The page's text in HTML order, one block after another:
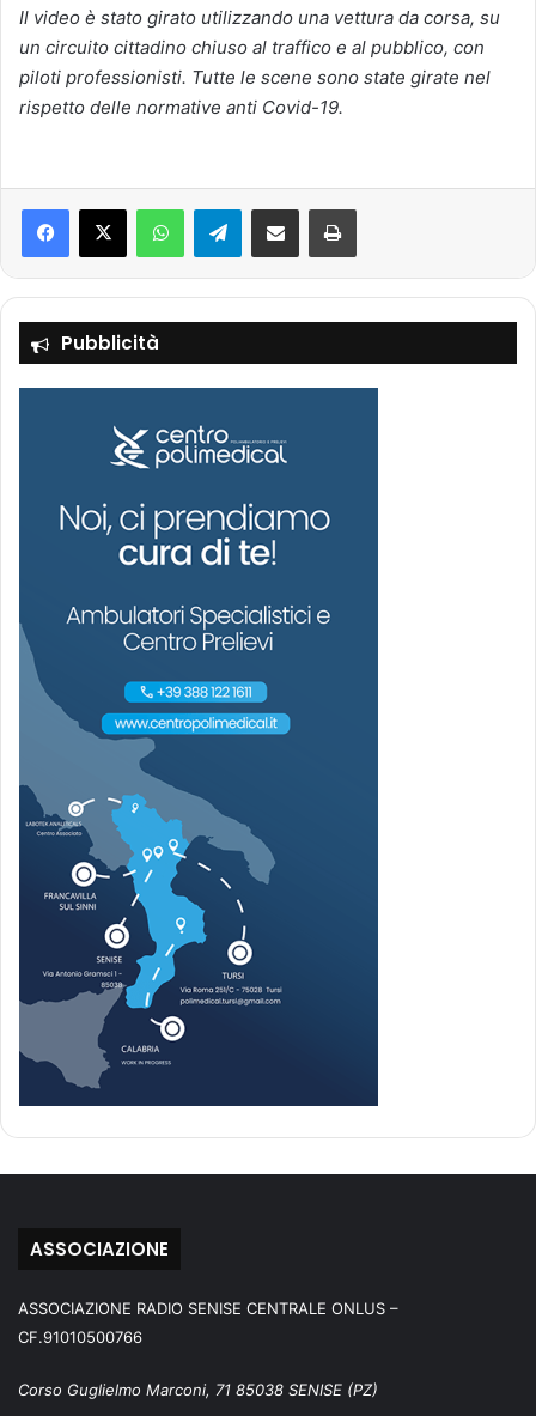
Il video è stato girato utilizzando una vettura da corsa, su
un circuito cittadino chiuso al traffico e al pubblico, con
piloti professionisti. Tutte le scene sono state girate nel
rispetto delle normative anti Covid-19.
Telegram
Pubblicità
ASSOCIAZIONE
ASSOCIAZIONE RADIO SENISE CENTRALE ONLUS –
CF.91010500766
Corso Guglielmo Marconi, 71 85038 SENISE (PZ)